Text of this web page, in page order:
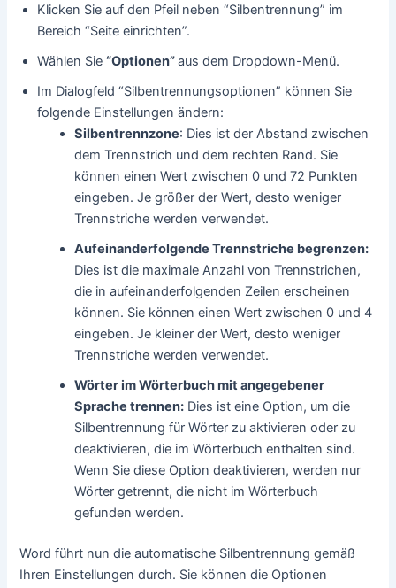
Klicken Sie auf den Pfeil neben “Silbentrennung” im
Bereich “Seite einrichten”.
Wählen Sie“Optionen”aus dem Dropdown-Menü.
Im Dialogfeld “Silbentrennungsoptionen” können Sie
folgende Einstellungen ändern:
Silbentrennzone: Dies ist der Abstand zwischen
dem Trennstrich und dem rechten Rand. Sie
können einen Wert zwischen 0 und 72 Punkten
eingeben. Je größer der Wert, desto weniger
Trennstriche werden verwendet.
Aufeinanderfolgende Trennstriche begrenzen:
Dies ist die maximale Anzahl von Trennstrichen,
die in aufeinanderfolgenden Zeilen erscheinen
können. Sie können einen Wert zwischen 0 und 4
eingeben. Je kleiner der Wert, desto weniger
Trennstriche werden verwendet.
Wörter im Wörterbuch mit angegebener
Sprache trennen: Dies ist eine Option, um die
Silbentrennung für Wörter zu aktivieren oder zu
deaktivieren, die im Wörterbuch enthalten sind.
Wenn Sie diese Option deaktivieren, werden nur
Wörter getrennt, die nicht im Wörterbuch
gefunden werden.
Word führt nun die automatische Silbentrennung gemäß
Ihren Einstellungen durch. Sie können die Optionen